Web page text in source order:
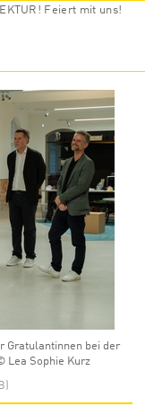
Feiert mit uns!
Gratulantinnen bei der
Lea Sophie Kurz